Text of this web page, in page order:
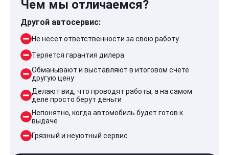
Чем мы отличаемся?
Другой автосервис:
Не несет ответственности за свою работу
Теряется гарантия дилера
Обманывают и выставляют в итоговом счете
другую цену
Делают вид, что проводят работы, а на самом
деле просто берут деньги
Непонятно, когда автомобиль будет готов к
выдаче
Грязный и неуютный сервис